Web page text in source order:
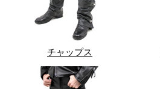
チャップス